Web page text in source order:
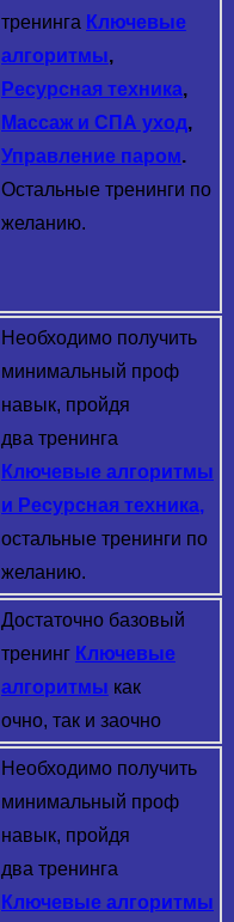
тренинга Ключевые
алгоритмы,
Ресурсная техника,
Массаж и СПА уход,
Управление паром.
Остальные тренинги по
желанию.
Необходимо получить
минимальный проф
навык, пройдя
два тренинга
Ключевые алгоритмы
и Ресурсная техника,
остальные тренинги по
желанию.
Достаточно базовый
тренинг Ключевые
алгоритмы как
очно, так и заочно
Необходимо получить
минимальный проф
навык, пройдя
два тренинга
Ключевые алгоритмы